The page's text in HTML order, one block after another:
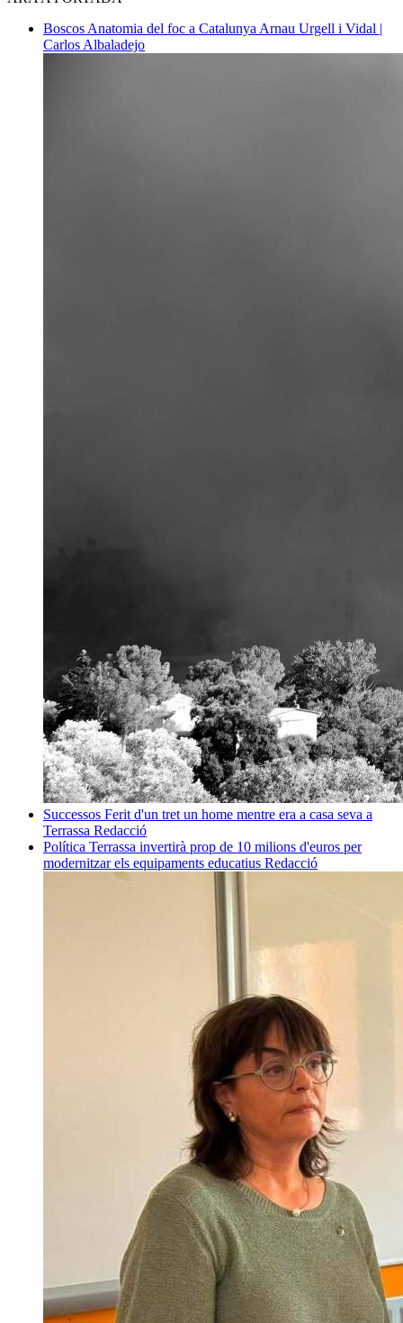
Boscos Anatomia del foc a Catalunya Arnau Urgell i Vidal |
Carlos Albaladejo
Successos Ferit d'un tret un home mentre era a casa seva a
Terrassa Redacció
Política Terrassa invertirà prop de 10 milions d'euros per
modernitzar els equipaments educatius Redacció